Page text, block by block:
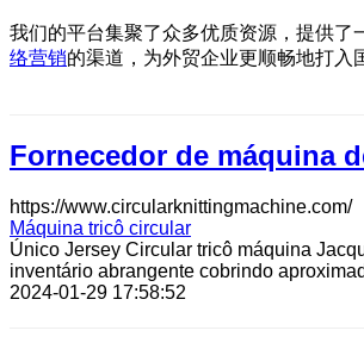
我们的平台集聚了众多优质资源，提供
络营销的渠道，为外贸企业更顺畅地打入
Fornecedor de máquina
https://www.circularknittingmachine.com/
Máquina tricô circular
Único Jersey Circular tricô máquina
inventário abrangente cobrindo
2024-01-29 17:58:52